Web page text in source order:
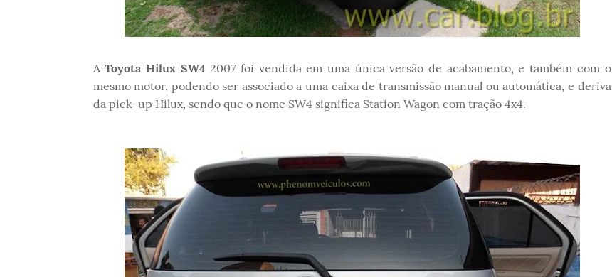
AToyota Hilux SW42007 foi vendida em uma única versão de acabamento, e também com o
mesmo motor, podendo ser associado a uma caixa de transmissão manual ou automática, e deriva
da pick-up Hilux, sendo que o nome SW4 significa Station Wagon com tração 4x4.